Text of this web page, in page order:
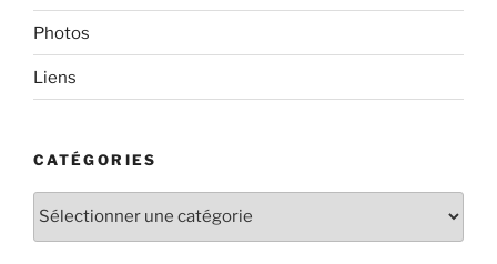
Photos
Liens
CATÉGORIES
Catégories